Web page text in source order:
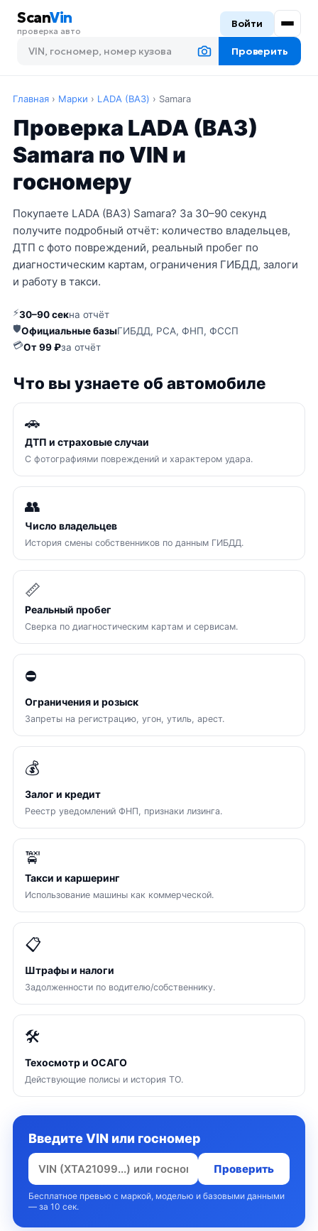
ScanVin
проверка авто
Проверить
Войти
Главная › Марки › LADA (ВАЗ) › Samara
Проверка LADA (ВАЗ)
Samara по VIN и
госномеру
Покупаете LADA (ВАЗ) Samara? За 30–90 секунд
получите подробный отчёт: количество владельцев,
ДТП с фото повреждений, реальный пробег по
диагностическим картам, ограничения ГИБДД, залоги
и работу в такси.
⚡30–90 секна отчёт
🛡Официальные базыГИБДД, РСА, ФНП, ФССП
💳От 99 ₽за отчёт
Что вы узнаете об автомобиле
🚗
ДТП и страховые случаи
С фотографиями повреждений и характером удара.
👥
Число владельцев
История смены собственников по данным ГИБДД.
📏
Реальный пробег
Сверка по диагностическим картам и сервисам.
⛔
Ограничения и розыск
Запреты на регистрацию, угон, утиль, арест.
💰
Залог и кредит
Реестр уведомлений ФНП, признаки лизинга.
🚖
Такси и каршеринг
Использование машины как коммерческой.
📋
Штрафы и налоги
Задолженности по водителю/собственнику.
🛠
Техосмотр и ОСАГО
Действующие полисы и история ТО.
Введите VIN или госномер
Проверить
Бесплатное превью с маркой, моделью и базовыми данными
— за 10 сек.